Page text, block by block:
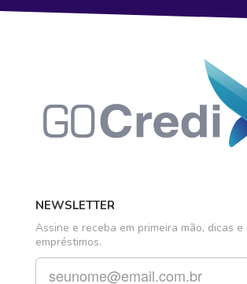
NEWSLETTER
Assine e receba em primeira mão, dicas
empréstimos.